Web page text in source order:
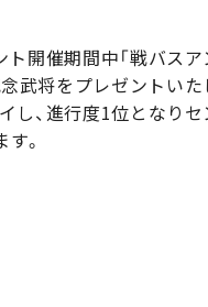
ト開催期間中「戦バス
将をプレゼントいた
し、進行度1位となり
。